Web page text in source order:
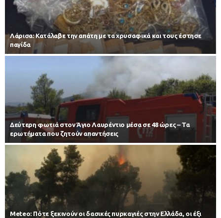
Λάρισα: Κατάλαβε την απάτη με τα χρυσαφικά και τους έστησε
παγίδα
Δεύτερη φωτιά στον Άγιο Λαυρέντιο μέσα σε 48 ώρες – Τα
ερωτήματα που ζητούν απαντήσεις
Meteo: Πότε ξεκινούν οι δασικές πυρκαγιές στην Ελλάδα, οι έξι